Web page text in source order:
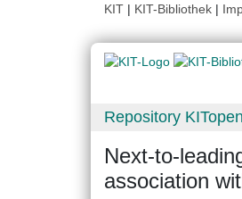
KIT | KIT-Bibliothek |
Repository KITopen
Next-to-
association